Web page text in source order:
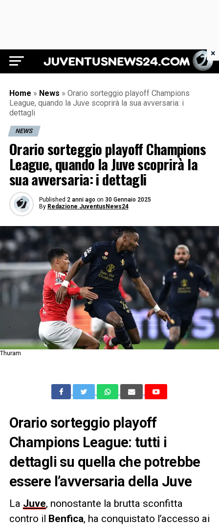
Juventus News 24
Home » News » Orario sorteggio playoff Champions
League, quando la Juve scoprirà la sua avversaria: i
dettagli
NEWS
Orario sorteggio playoff Champions
League, quando la Juve scoprirà la
sua avversaria: i dettagli
Published 2 anni ago on 30 Gennaio 2025
By Redazione JuventusNews24
Thuram
Orario sorteggio playoff
Champions League: tutti i
dettagli su quella che potrebbe
essere l’avversaria della Juve
La Juve, nonostante la brutta sconfitta
contro il Benfica, ha conquistato l’accesso ai
×